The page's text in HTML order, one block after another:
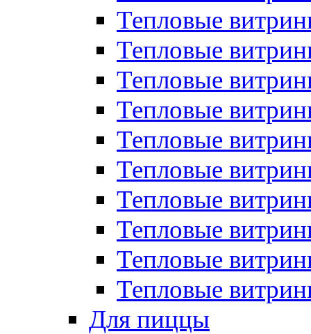
Тепловые
Тепловые
Тепловые
Тепловые
Тепловые
Тепловые
Тепловые
Тепловые
Тепловые
Тепловые
Для пиццы